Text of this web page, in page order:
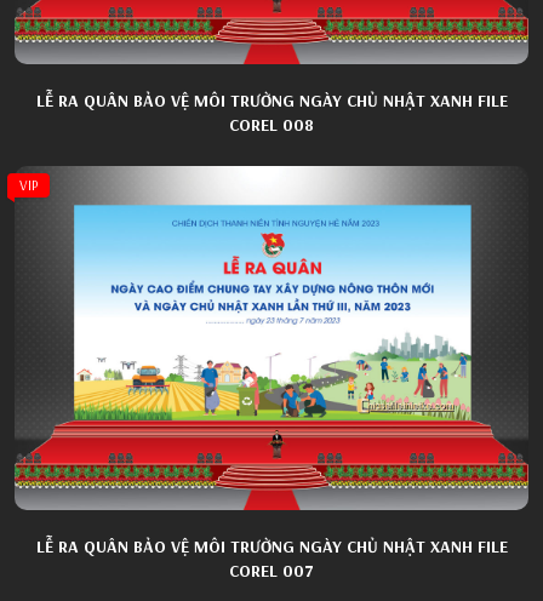
LỄ RA QUÂN BẢO VỆ MÔI TRƯỜNG NGÀY CHỦ NHẬT XANH FILE
COREL 008
VIP
LỄ RA QUÂN BẢO VỆ MÔI TRƯỜNG NGÀY CHỦ NHẬT XANH FILE
COREL 007